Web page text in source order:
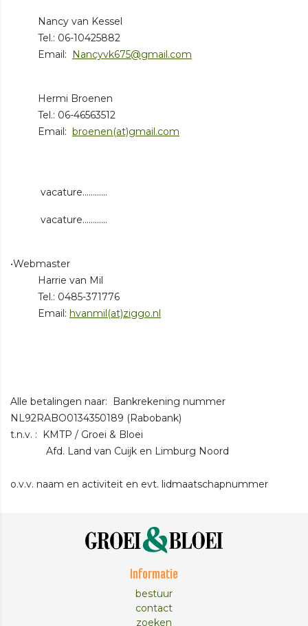
Nancy van Kessel
Tel.: 06-10425882
Email: Nancyvk675@gmail.com
Hermi Broenen
Tel.: 06-46563512
Email: broenen(at)gmail.com
vacature............
vacature............
•Webmaster
Harrie van Mil
Tel.: 0485-371776
Email: hvanmil(at)ziggo.nl
Alle betalingen naar: Bankrekening nummer
NL92RABO0134350189 (Rabobank)
t.n.v. : KMTP / Groei & Bloei
Afd. Land van Cuijk en Limburg Noord
o.v.v. naam en activiteit en evt. lidmaatschapnummer
Informatie
bestuur
contact
zoeken